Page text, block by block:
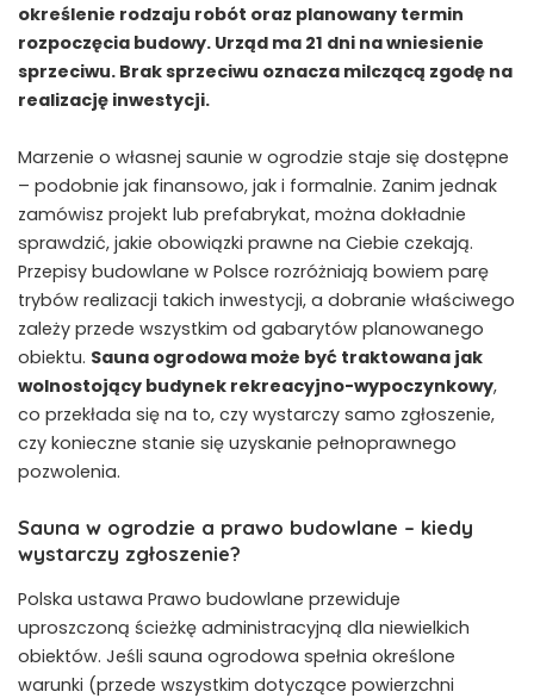
określenie rodzaju robót oraz planowany termin
rozpoczęcia budowy. Urząd ma 21 dni na wniesienie
sprzeciwu. Brak sprzeciwu oznacza milczącą zgodę na
realizację inwestycji.
Marzenie o własnej saunie w ogrodzie staje się dostępne
– podobnie jak finansowo, jak i formalnie. Zanim jednak
zamówisz projekt lub prefabrykat, można dokładnie
sprawdzić, jakie obowiązki prawne na Ciebie czekają.
Przepisy budowlane w Polsce rozróżniają bowiem parę
trybów realizacji takich inwestycji, a dobranie właściwego
zależy przede wszystkim od gabarytów planowanego
obiektu. Sauna ogrodowa może być traktowana jak
wolnostojący budynek rekreacyjno-wypoczynkowy,
co przekłada się na to, czy wystarczy samo zgłoszenie,
czy konieczne stanie się uzyskanie pełnoprawnego
pozwolenia.
Sauna w ogrodzie a prawo budowlane – kiedy
wystarczy zgłoszenie?
Polska ustawa Prawo budowlane przewiduje
uproszczoną ścieżkę administracyjną dla niewielkich
obiektów. Jeśli sauna ogrodowa spełnia określone
warunki (przede wszystkim dotyczące powierzchni